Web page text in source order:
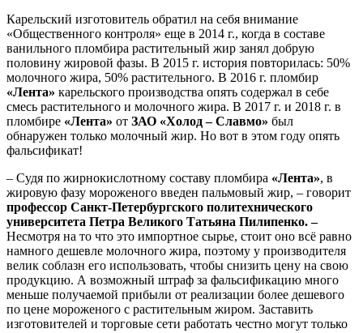
Карельский изготовитель обратил на себя внимание
«Общественного контроля» еще в 2014 г., когда в составе
ванильного пломбира растительный жир занял добрую
половину жировой фазы. В 2015 г. история повторилась: 50%
молочного жира, 50% растительного. В 2016 г. пломбир
«Лента» карельского производства опять содержал в себе
смесь растительного и молочного жира. В 2017 г. и 2018 г. в
пломбире «Лента» от ЗАО «Холод – Славмо» был
обнаружен только молочный жир. Но вот в этом году опять
фальсификат!
– Судя по жирнокислотному составу пломбира «Лента», в
жировую фазу мороженого введен пальмовый жир, – говорит
профессор Санкт-Петербургского политехнического
университета Петра Великого Татьяна Пилипенко. –
Несмотря на то что это импортное сырье, стоит оно всё равно
намного дешевле молочного жира, поэтому у производителя
велик соблазн его использовать, чтобы снизить цену на свою
продукцию. А возможный штраф за фальсификацию много
меньше получаемой прибыли от реализации более дешевого
по цене мороженого с растительным жиром. Заставить
изготовителей и торговые сети работать честно могут только